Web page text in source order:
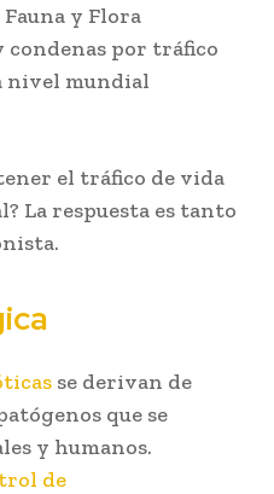
Fauna y Flora
condenas por tráfico
nivel mundial
el tráfico de vida
La respuesta es tanto
se derivan de
que se
y humanos.
de